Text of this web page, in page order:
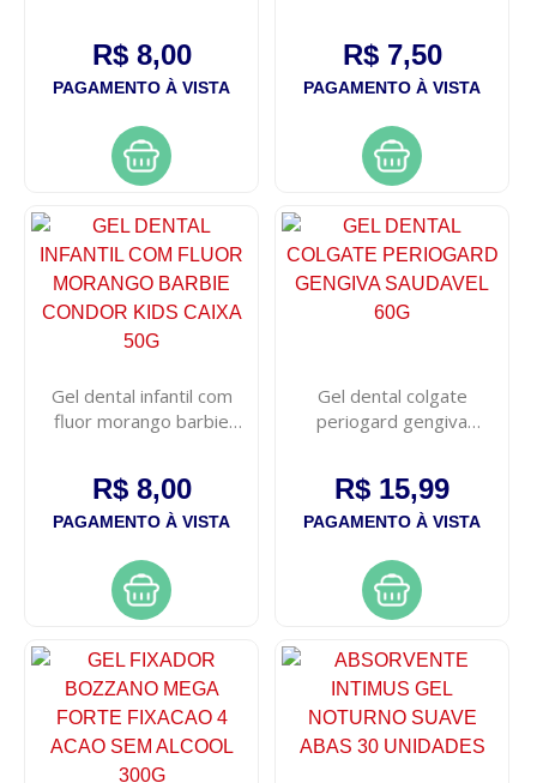
R$ 8,00
PAGAMENTO À VISTA
R$ 7,50
PAGAMENTO À VISTA
Gel dental infantil com
fluor morango barbie
R$ 8,00
PAGAMENTO À VISTA
Gel dental colgate
periogard gengiva
R$ 15,99
PAGAMENTO À VISTA